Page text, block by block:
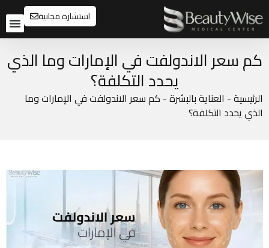
استشارة مجانية
كم سعر الاندولفت في الإمارات وما الذي
يحدد التكلفة؟
الرئيسية- العناية بالبشرة- كم سعر الاندولفت في الإمارات وما
الذي يحدد التكلفة؟